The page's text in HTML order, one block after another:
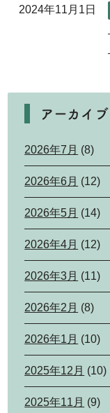
2024年11月1日
アーカイブ
2026年7月 (8)
2026年6月 (12)
2026年5月 (14)
2026年4月 (12)
2026年3月 (11)
2026年2月 (8)
2026年1月 (10)
2025年12月 (10)
2025年11月 (9)